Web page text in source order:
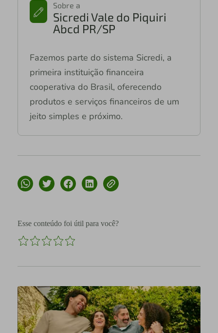
Sobre a
Sicredi Vale do Piquiri
Abcd PR/SP
Fazemos parte do sistema Sicredi, a
primeira instituição financeira
cooperativa do Brasil, oferecendo
produtos e serviços financeiros de um
jeito simples e próximo.
Esse conteúdo foi útil para você?